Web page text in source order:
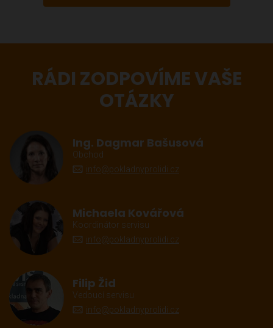
RÁDI ZODPOVÍME VAŠE
OTÁZKY
Ing. Dagmar Bašusová
Obchod
info@pokladnyprolidi.cz
Michaela Kovářová
Koordinátor servisu
info@pokladnyprolidi.cz
Filip Žid
Vedoucí servisu
info@pokladnyprolidi.cz